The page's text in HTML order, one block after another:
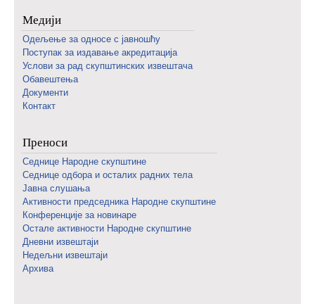
Медији
Одељење за односе с јавношћу
Поступак за издавање акредитација
Услови за рад скупштинских извештача
Обавештења
Документи
Контакт
Преноси
Седнице Народне скупштине
Седнице одбора и осталих радних тела
Јавна слушања
Активности председника Народне скупштине
Конференције за новинаре
Oстале активности Народне скупштине
Дневни извештаји
Недељни извештаји
Архива